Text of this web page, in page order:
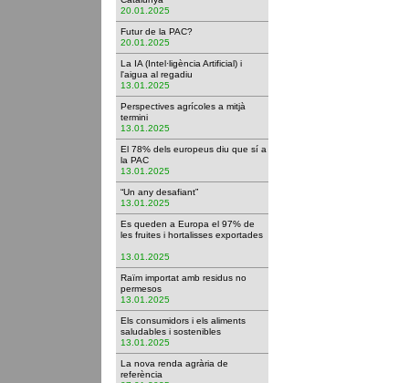
20.01.2025
Futur de la PAC?
20.01.2025
La IA (Intel·ligència Artificial) i
l'aigua al regadiu
13.01.2025
Perspectives agrícoles a mitjà
termini
13.01.2025
El 78% dels europeus diu que sí a
la PAC
13.01.2025
“Un any desafiant”
13.01.2025
Es queden a Europa el 97% de
les fruites i hortalisses exportades
13.01.2025
Raïm importat amb residus no
permesos
13.01.2025
Els consumidors i els aliments
saludables i sostenibles
13.01.2025
La nova renda agrària de
referència